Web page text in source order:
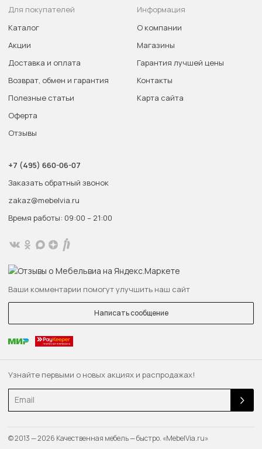
Узнайте первыми о новых акциях и распродажах!
Email
Для покупателей
Каталог
Акции
Доставка и оплата
Возврат, обмен и гарантия
Полезные статьи
Оферта
Отзывы
Информация
О компании
Магазины
Гарантия лучшей цены
Контакты
Карта сайта
+7 (495) 660-06-07
Заказать обратный звонок
zakaz@mebelvia.ru
Время работы: 09:00 – 21:00
Ваши комментарии помогут улучшить наш сайт
Написать сообщение
© 2013 — 2026 Качественная мебель — быстро. «MebelVia.ru»